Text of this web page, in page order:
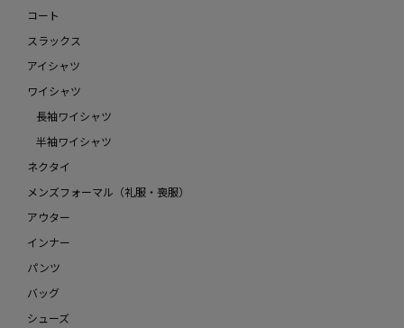
コート
スラックス
アイシャツ
ワイシャツ
長袖ワイシャツ
半袖ワイシャツ
ネクタイ
メンズフォーマル（礼服・喪服）
アウター
インナー
パンツ
バッグ
シューズ